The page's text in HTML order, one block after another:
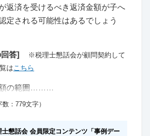
返済を受けるべき返済金額が子へ
定される可能性はあるでしょう
答]
※税理士懇話会が顧問契約して
はこちら
の範囲………
：779文字）
士懇話会 会員限定コンテンツ「事例デー